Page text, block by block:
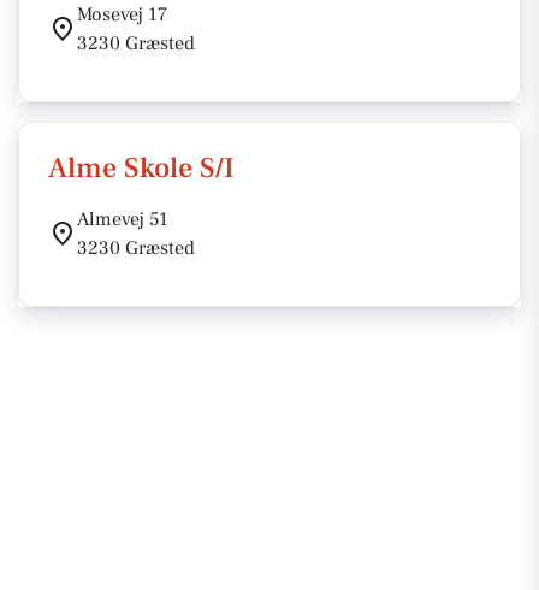
Mosevej 17
3230 Græsted
Alme Skole S/I
Almevej 51
3230 Græsted